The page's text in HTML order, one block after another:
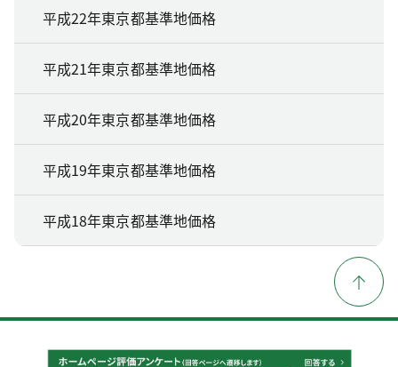
平成22年東京都基準地価格
平成21年東京都基準地価格
平成20年東京都基準地価格
平成19年東京都基準地価格
平成18年東京都基準地価格